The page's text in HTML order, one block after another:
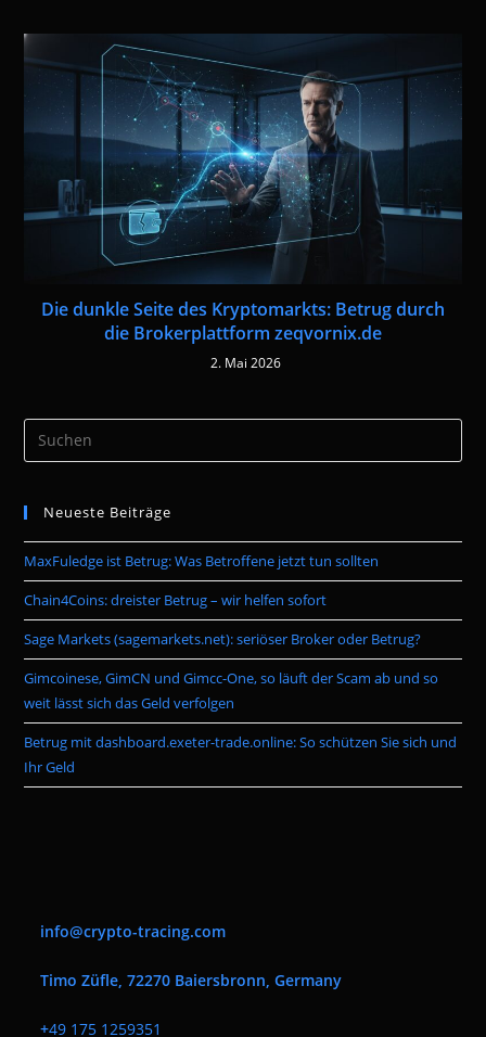
Die dunkle Seite des Kryptomarkts: Betrug durch
die Brokerplattform zeqvornix.de
2. Mai 2026
the
Neueste Beiträge
MaxFuledge ist Betrug: Was Betroffene jetzt tun sollten
Chain4Coins: dreister Betrug – wir helfen sofort
Sage Markets (sagemarkets.net): seriöser Broker oder Betrug?
Gimcoinese, GimCN und Gimcc-One, so läuft der Scam ab und so
weit lässt sich das Geld verfolgen
Betrug mit dashboard.exeter-trade.online: So schützen Sie sich und
Ihr Geld
info@crypto-tracing.com
Timo Züfle, 72270 Baiersbronn, Germany
+49 175 1259351